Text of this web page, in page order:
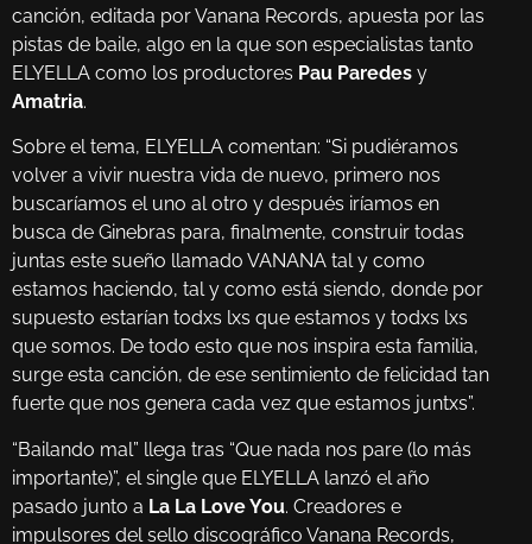
canción, editada por Vanana Records, apuesta por las
pistas de baile, algo en la que son especialistas tanto
ELYELLA como los productores Pau Paredes y
Amatria.
Sobre el tema, ELYELLA comentan: “Si pudiéramos
volver a vivir nuestra vida de nuevo, primero nos
buscaríamos el uno al otro y después iríamos en
busca de Ginebras para, finalmente, construir todas
juntas este sueño llamado VANANA tal y como
estamos haciendo, tal y como está siendo, donde por
supuesto estarían todxs lxs que estamos y todxs lxs
que somos. De todo esto que nos inspira esta familia,
surge esta canción, de ese sentimiento de felicidad tan
fuerte que nos genera cada vez que estamos juntxs”.
“Bailando mal” llega tras “Que nada nos pare (lo más
importante)”, el single que ELYELLA lanzó el año
pasado junto a La La Love You. Creadores e
impulsores del sello discográfico Vanana Records,